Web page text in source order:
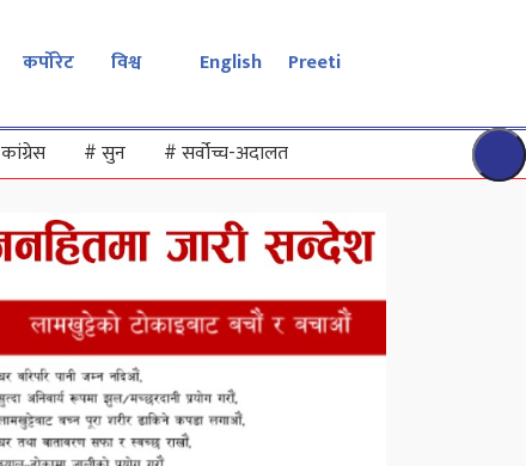
कर्पोरेट विश्व English Preeti
कांग्रेस #सुन #सर्वोच्च-अदालत